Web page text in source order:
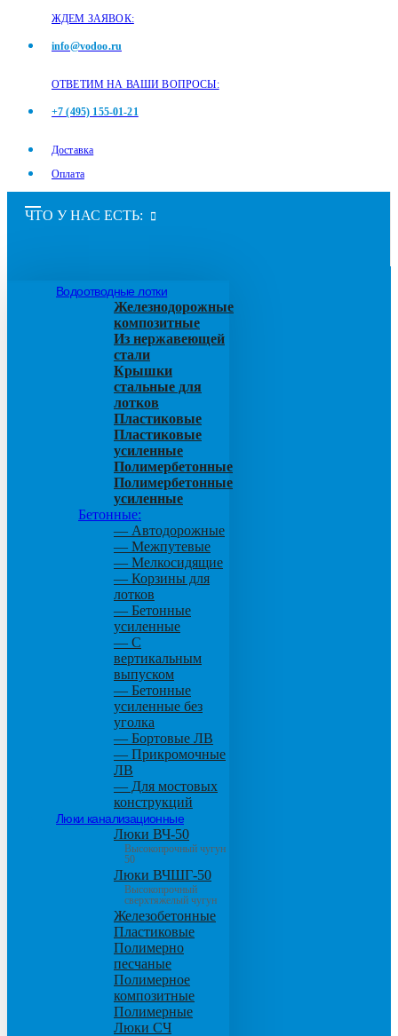
ЖДЕМ ЗАЯВОК:
info@vodoo.ru
ОТВЕТИМ НА ВАШИ ВОПРОСЫ:
+7 (495) 155-01-21
Доставка
Оплата
ЧТО У НАС ЕСТЬ:
Водоотводные лотки
Железнодорожные
композитные
Из нержавеющей
стали
Крышки
стальные для
лотков
Пластиковые
Пластиковые
усиленные
Полимербетонные
Полимербетонные
усиленные
Бетонные:
— Автодорожные
— Межпутевые
— Мелкосидящие
— Корзины для
лотков
— Бетонные
усиленные
— С
вертикальным
выпуском
— Бетонные
усиленные без
уголка
— Бортовые ЛВ
— Прикромочные
ЛВ
— Для мостовых
конструкций
Люки канализационные
Люки ВЧ-50
Высокопрочный чугун
50
Люки ВЧШГ-50
Высокопрочный
сверхтяжелый чугун
Железобетонные
Пластиковые
Полимерно
песчаные
Полимерное
композитные
Полимерные
Люки СЧ